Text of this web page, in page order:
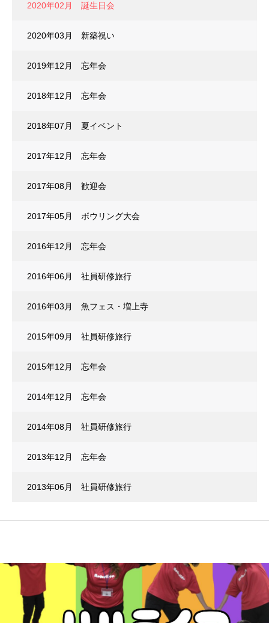
2020年02月 誕生日会
2020年03月 新築祝い
2019年12月 忘年会
2018年12月 忘年会
2018年07月 夏イベント
2017年12月 忘年会
2017年08月 歓迎会
2017年05月 ボウリング大会
2016年12月 忘年会
2016年06月 社員研修旅行
2016年03月 魚フェス・増上寺
2015年09月 社員研修旅行
2015年12月 忘年会
2014年12月 忘年会
2014年08月 社員研修旅行
2013年12月 忘年会
2013年06月 社員研修旅行